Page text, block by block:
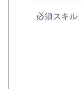
必須スキル